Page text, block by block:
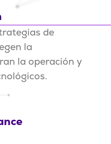
de
la
la operación y